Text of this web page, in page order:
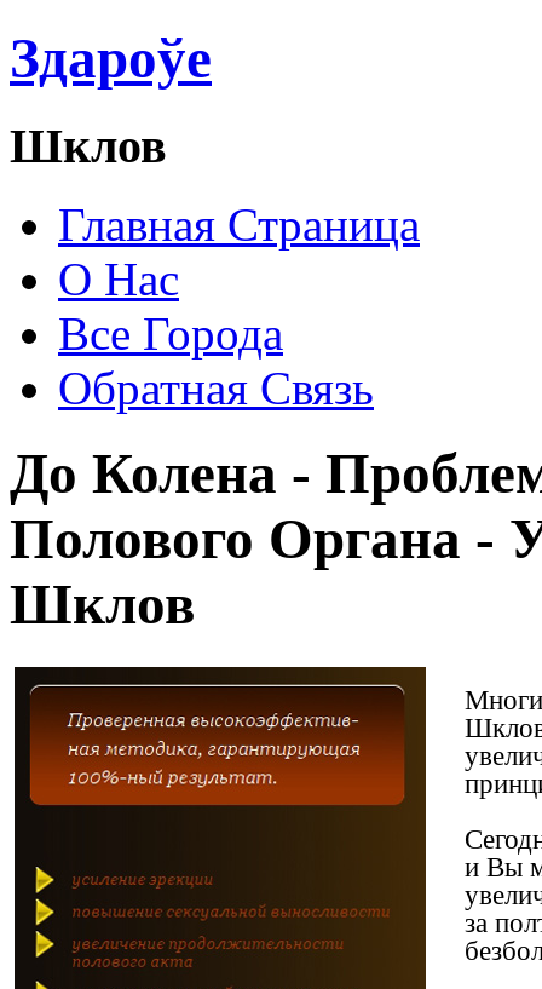
Здароўе
Шклов
Главная Страница
О Нас
Все Города
Обратная Связь
До Колена -
Полового Органа -
Шклов
Шклов
и Вы
за